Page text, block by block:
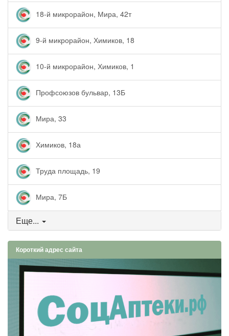
18-й микрорайон, Мира, 42т
9-й микрорайон, Химиков, 18
10-й микрорайон, Химиков, 1
Профсоюзов бульвар, 13Б
Мира, 33
Химиков, 18а
Труда площадь, 19
Мира, 7Б
Еще...
Короткий адрес сайта